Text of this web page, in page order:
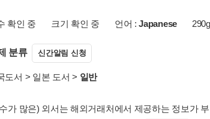
확인 중 크기 확인 중 언어 :Japanese 290g
분류 신간알림 신청
도서 > 일본 도서 > 일반
가 많은) 외서는 해외거래처에서 제공하는 정보가